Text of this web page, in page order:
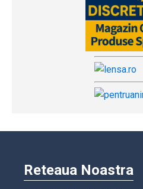
Reteaua Noastra